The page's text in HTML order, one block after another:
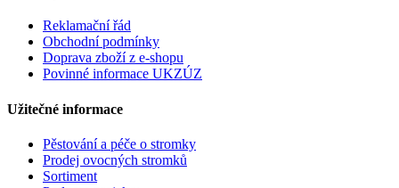
Reklamační řád
Obchodní podmínky
Doprava zboží z e-shopu
Povinné informace UKZÚZ
Užitečné informace
Pěstování a péče o stromky
Prodej ovocných stromků
Sortiment